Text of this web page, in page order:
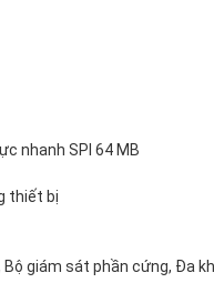
nhanh SPI 64 MB
thiết bị
giám sát phần cứng, Đa